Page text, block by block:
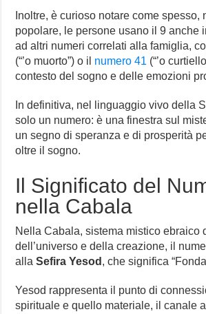
Inoltre, è curioso notare come spesso,
popolare, le persone usano il 9 anche
ad altri numeri correlati alla famiglia,
(“’o muorto”) o il numero 41 (“’o
contesto del sogno e delle emozioni
In definitiva, nel linguaggio vivo della
solo un numero: è una finestra sul
un segno di speranza e di prosperità
oltre il sogno.
Il Significato del
nella Cabala
Nella Cabala, sistema mistico ebraico
dell’universo e della creazione, il
allaSefira Yesod , che significa
Yesod rappresenta il punto di
spirituale e quello materiale, il canale